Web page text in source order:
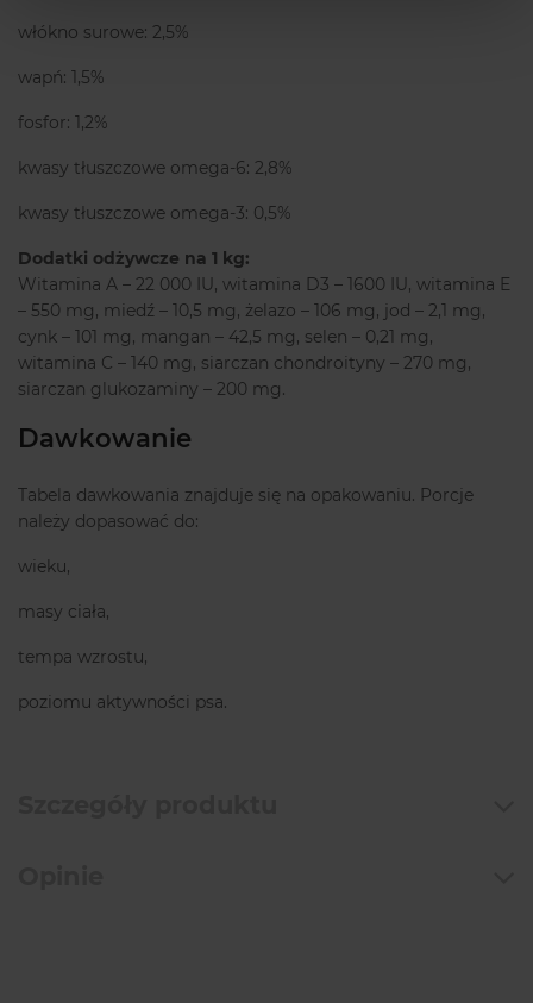
włókno surowe: 2,5%
wapń: 1,5%
fosfor: 1,2%
kwasy tłuszczowe omega-6: 2,8%
kwasy tłuszczowe omega-3: 0,5%
Dodatki odżywcze na 1 kg:
Witamina A – 22 000 IU, witamina D3 – 1600 IU, witamina E
– 550 mg, miedź – 10,5 mg, żelazo – 106 mg, jod – 2,1 mg,
cynk – 101 mg, mangan – 42,5 mg, selen – 0,21 mg,
witamina C – 140 mg, siarczan chondroityny – 270 mg,
siarczan glukozaminy – 200 mg.
Dawkowanie
Tabela dawkowania znajduje się na opakowaniu. Porcje
należy dopasować do:
wieku,
masy ciała,
tempa wzrostu,
poziomu aktywności psa.